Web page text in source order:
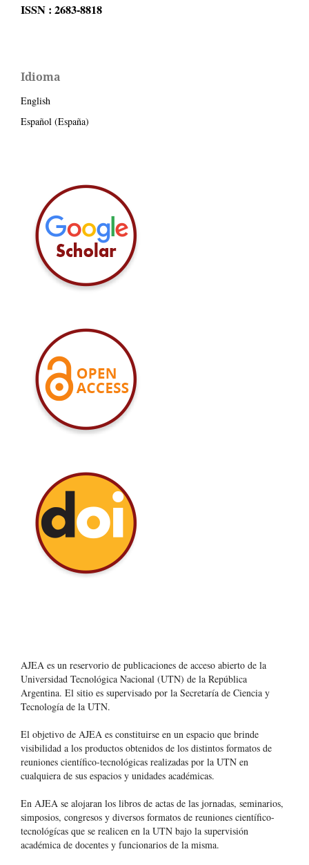
ISSN : 2683-8818
Idioma
English
Español (España)
AJEA es un reservorio de publicaciones de acceso abierto de la
Universidad Tecnológica Nacional (UTN) de la República
Argentina. El sitio es supervisado por la Secretaría de Ciencia y
Tecnología de la UTN.
El objetivo de AJEA es constituirse en un espacio que brinde
visibilidad a los productos obtenidos de los distintos formatos de
reuniones científico-tecnológicas realizadas por la UTN en
cualquiera de sus espacios y unidades académicas.
En AJEA se alojaran los libros de actas de las jornadas, seminarios,
simposios, congresos y diversos formatos de reuniones científico-
tecnológícas que se realicen en la UTN bajo la supervisión
académica de docentes y funcionarios de la misma.